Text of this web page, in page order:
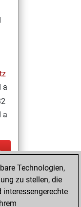
a
a
Technologien,
zu stellen, die
interessengerechte